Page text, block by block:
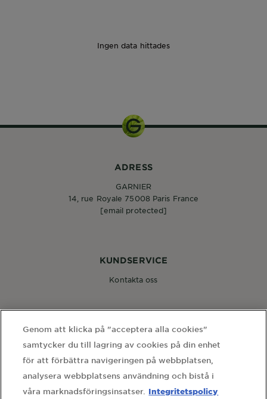
Ingen data hittades
KUNDSERVICE
Kontakta oss
ADRESS
GARNIER
14, rue Royale 75008 Paris France
[email protected]
Genom att klicka på "acceptera alla cookies"
samtycker du till lagring av cookies på din enhet
för att förbättra navigeringen på webbplatsen,
analysera webbplatsens användning och bistå i
våra marknadsföringsinsatser. Integritetspolicy